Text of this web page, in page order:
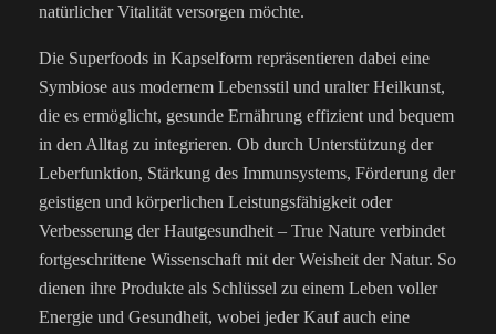
natürlicher Vitalität versorgen möchte.
Die Superfoods in Kapselform repräsentieren dabei eine
Symbiose aus modernem Lebensstil und uralter Heilkunst,
die es ermöglicht, gesunde Ernährung effizient und bequem
in den Alltag zu integrieren. Ob durch Unterstützung der
Leberfunktion, Stärkung des Immunsystems, Förderung der
geistigen und körperlichen Leistungsfähigkeit oder
Verbesserung der Hautgesundheit – True Nature verbindet
fortgeschrittene Wissenschaft mit der Weisheit der Natur. So
dienen ihre Produkte als Schlüssel zu einem Leben voller
Energie und Gesundheit, wobei jeder Kauf auch eine